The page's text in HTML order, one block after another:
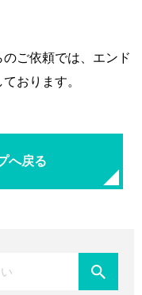
ご依頼では、エンド
おります。
へ戻る